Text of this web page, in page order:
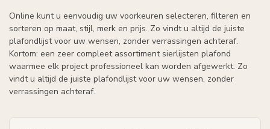
Online kunt u eenvoudig uw voorkeuren selecteren, filteren en
sorteren op maat, stijl, merk en prijs. Zo vindt u altijd de juiste
plafondlijst voor uw wensen, zonder verrassingen achteraf.
Kortom: een zeer compleet assortiment sierlijsten plafond
waarmee elk project professioneel kan worden afgewerkt. Zo
vindt u altijd de juiste plafondlijst voor uw wensen, zonder
verrassingen achteraf.